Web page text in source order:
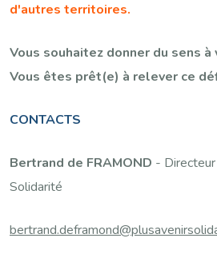
d'autres territoires.
Vous souhaitez donner du sens
Vous êtes prêt(e) à relever ce
CONTACTS
Bertrand de FRAMOND -
Solidarité